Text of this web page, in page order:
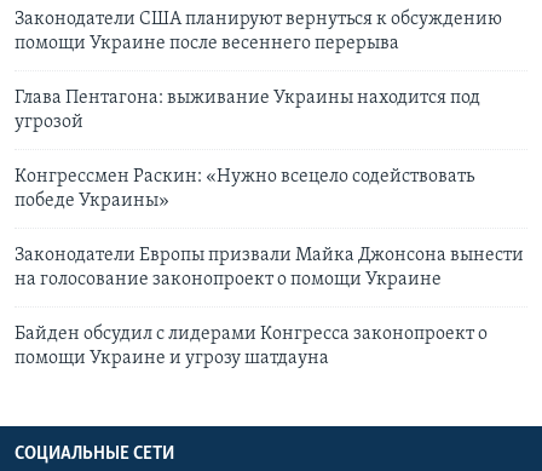
Законодатели США планируют вернуться к обсуждению
помощи Украине после весеннего перерыва
Глава Пентагона: выживание Украины находится под
угрозой
Конгрессмен Раскин: «Нужно всецело содействовать
победе Украины»
Законодатели Европы призвали Майка Джонсона вынести
на голосование законопроект о помощи Украине
Байден обсудил с лидерами Конгресса законопроект о
помощи Украине и угрозу шатдауна
СОЦИАЛЬНЫЕ СЕТИ